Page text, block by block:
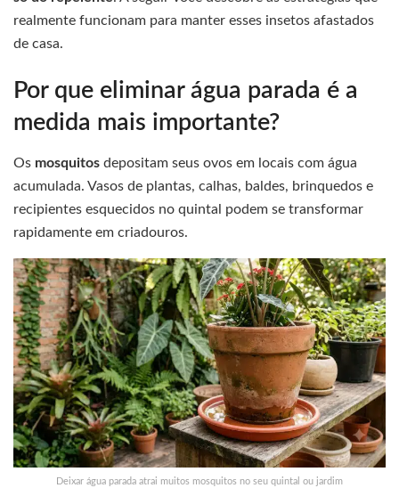
realmente funcionam para manter esses insetos afastados
de casa.
Por que eliminar água parada é a
medida mais importante?
Os mosquitos depositam seus ovos em locais com água
acumulada. Vasos de plantas, calhas, baldes, brinquedos e
recipientes esquecidos no quintal podem se transformar
rapidamente em criadouros.
Deixar água parada atrai muitos mosquitos no seu quintal ou jardim